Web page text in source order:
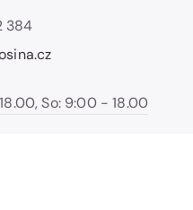
384
So: 9:00 - 18.00